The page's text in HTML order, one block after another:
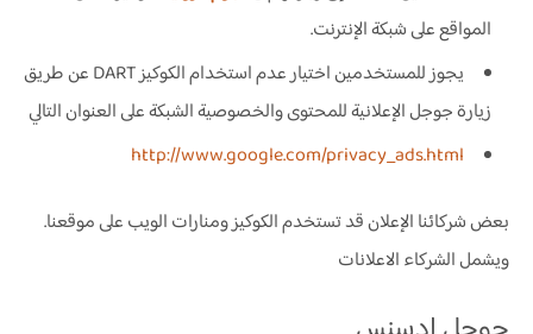
المواقع على شبكة الإنترنت.
يجوز للمستخدمين اختيار عدم استخدام الكوكيز DART عن طريق
زيارة جوجل الإعلانية للمحتوى والخصوصية الشبكة على العنوان التالي
http://www.google.com/privacy_ads.html
بعض شركائنا الإعلان قد تستخدم الكوكيز ومنارات الويب على موقعنا.
ويشمل الشركاء الاعلانات